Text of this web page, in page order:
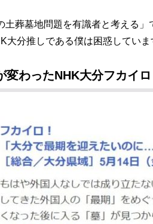
土葬墓地問題を有識者と考える
大分推しである僕は困惑していま
わったNHK大分フカイロ